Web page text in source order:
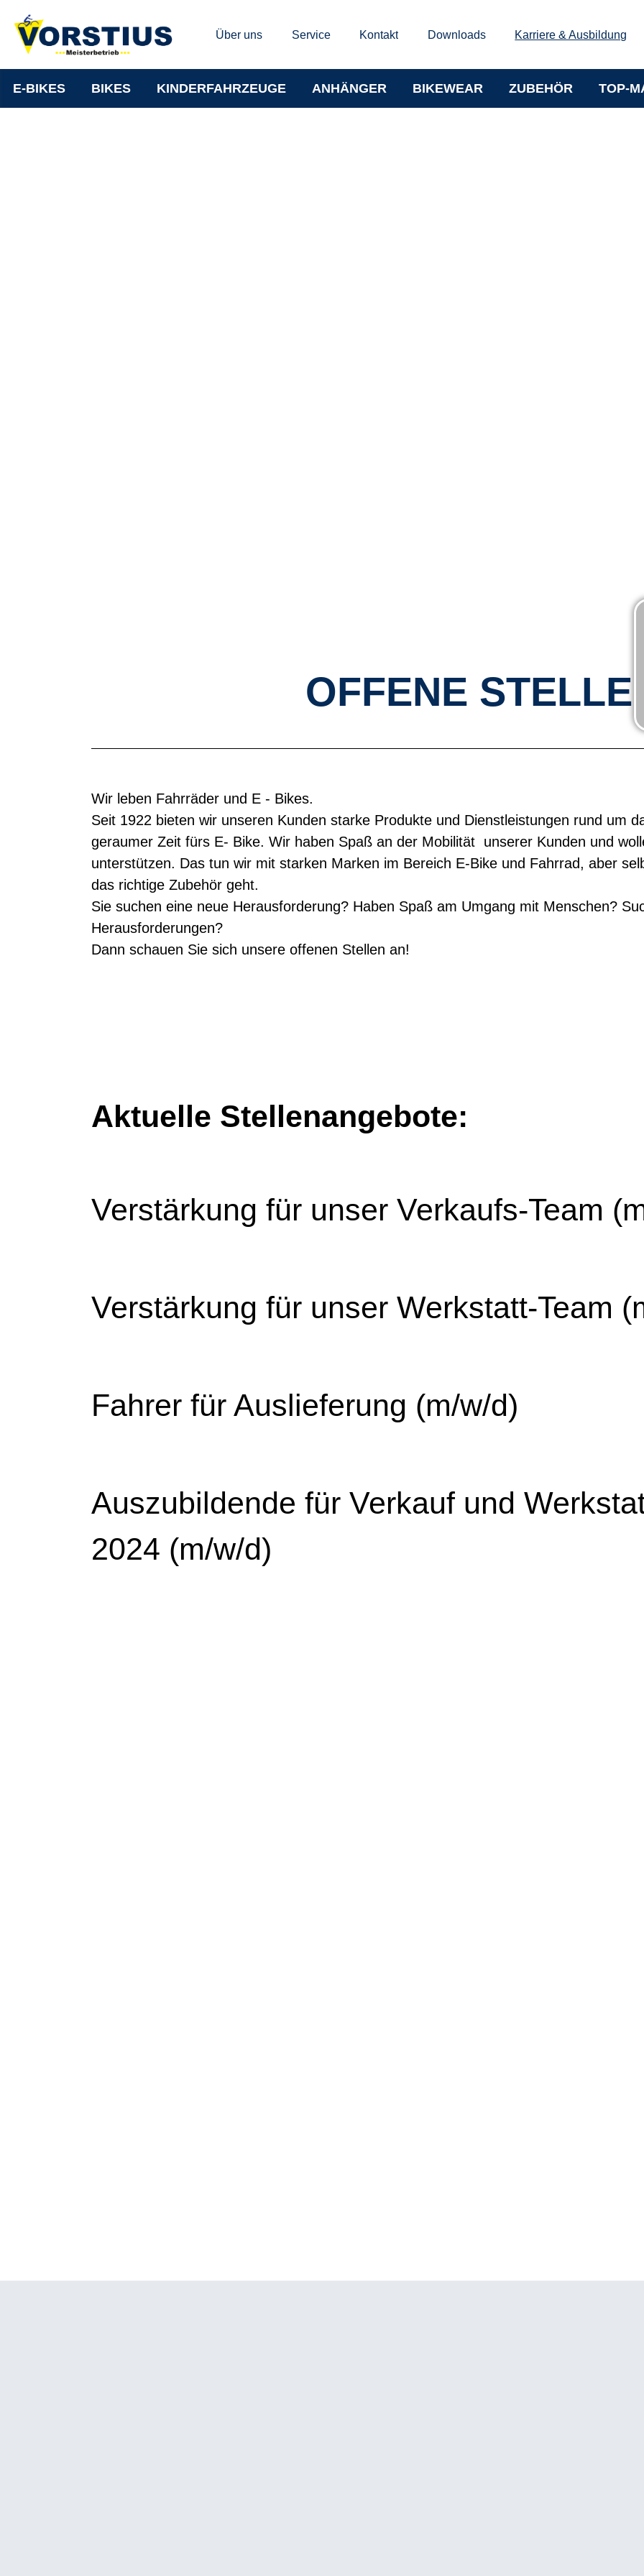
Über uns Service Kontakt Downloads Karriere & Ausbildung
E-BIKES BIKES KINDERFAHRZEUGE ANHÄNGER BIKEWEAR ZUBEHÖR TOP-
OFFENE
Wir leben Fahrräder und E - Bikes.
Seit 1922 bieten wir unseren Kunden starke Produkte und Dienstleistungen rund um
geraumer Zeit fürs E- Bike. Wir haben Spaß an der Mobilität unserer Kunden und
unterstützen. Das tun wir mit starken Marken im Bereich E-Bike und Fahrrad, aber
das richtige Zubehör geht.
Sie suchen eine neue Herausforderung? Haben Spaß am Umgang mit Menschen?
Herausforderungen?
Dann schauen Sie sich unsere offenen Stellen an!
Aktuelle Stellenangebote:
Verstärkung für unser Verkaufs-Team
Verstärkung für unser Werkstatt-Team
Fahrer für Auslieferung (m/w/d)
Auszubildende für Verkauf und
2024 (m/w/d)